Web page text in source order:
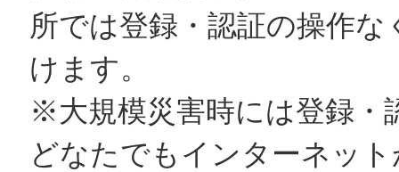
所では登録・認証の操作な
けます。
※大規模災害時には登録・
どなたでもインターネッ